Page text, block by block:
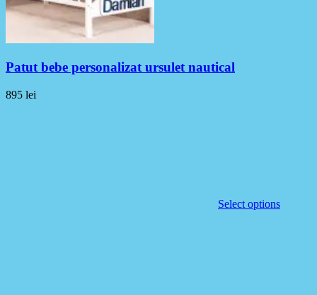
Patut bebe personalizat ursulet nautical
895 lei
Select options